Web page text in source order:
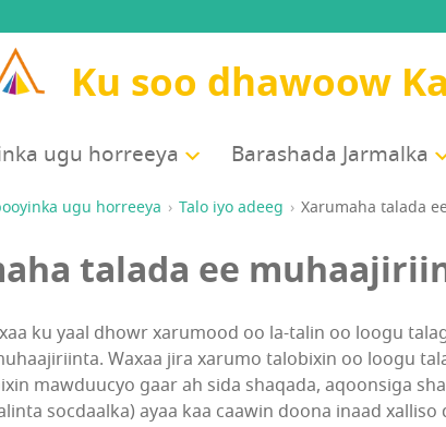
Ku soo dhawoow
ugu horreeya Barashada Jarmalka
ugu horreeya Talo iyo adeeg Xarumaha talada
talada ee
ku yaal dhowr xarumood oo la-talin oo loogu
Waxaa jira xarumo talobixin oo loogu
mawduucyo gaar ah sida shaqada, aqoonsiga
socdaalka) ayaa kaa caawin doona inaad